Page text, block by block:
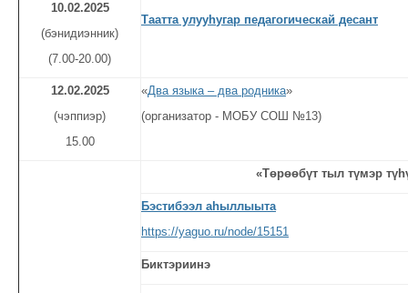
10.02.2025
(бэнидиэнник)
(7.00-20.00)
Таатта улууһугар педагогическай десант
12.02.2025
(чэппиэр)
15.00
«Два языка – два родника»
(организатор - МОБУ СОШ №13)
«Төрөөбүт тыл түмэр
Бэстибээл аһыллыыта
https://yaguo.ru/node/15151
Биктэриинэ